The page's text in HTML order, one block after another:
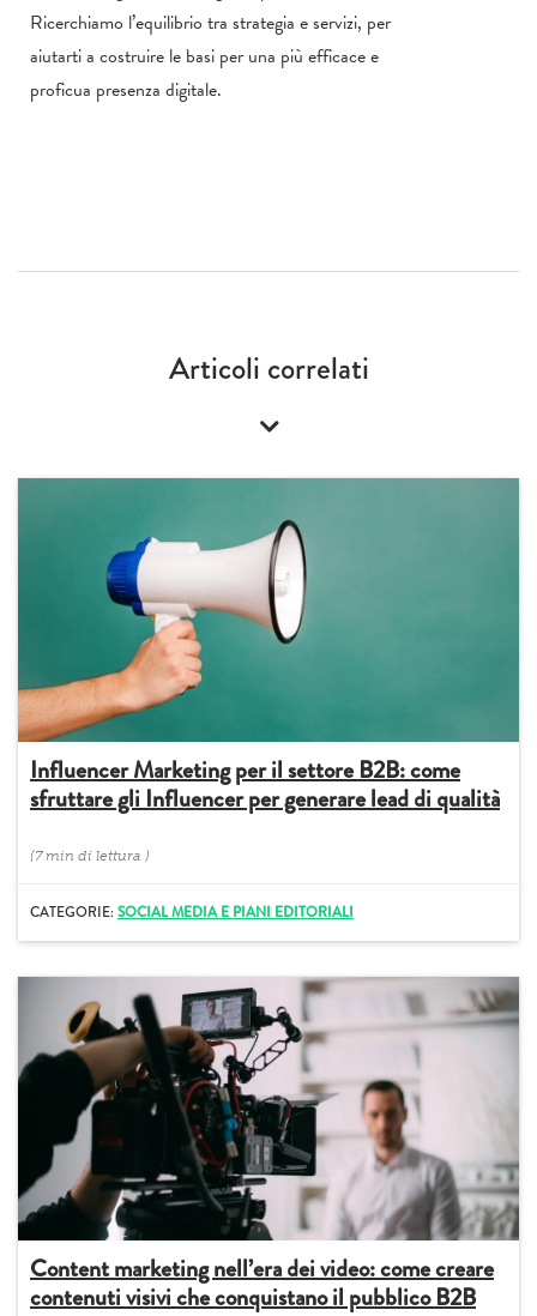
Ricerchiamo l’equilibrio tra strategia e servizi, per
aiutarti a costruire le basi per una più efficace e
proficua presenza digitale.
Articoli correlati
Influencer Marketing per il settore B2B: come
sfruttare gli Influencer per generare lead di qualità
(7 min di lettura )
CATEGORIE:SOCIAL MEDIA E PIANI EDITORIALI
Content marketing nell’era dei video: come creare
contenuti visivi che conquistano il pubblico B2B